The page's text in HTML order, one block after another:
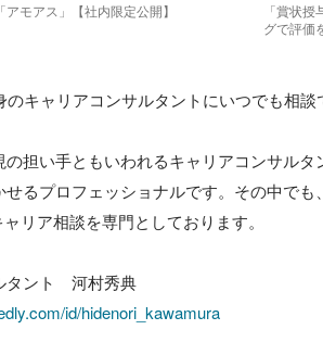
モアス」【社内限定公開】
「賞状
グで評価
キャリアコンサルタントにいつでも相談
の担い手ともいわれるキャリアコンサル
るプロフェッショナルです。その中でも
リア相談を専門としております。
ント　河村秀典
id/hidenori_kawamura